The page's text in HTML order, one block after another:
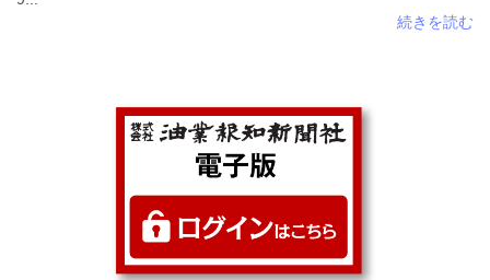
続きを読む